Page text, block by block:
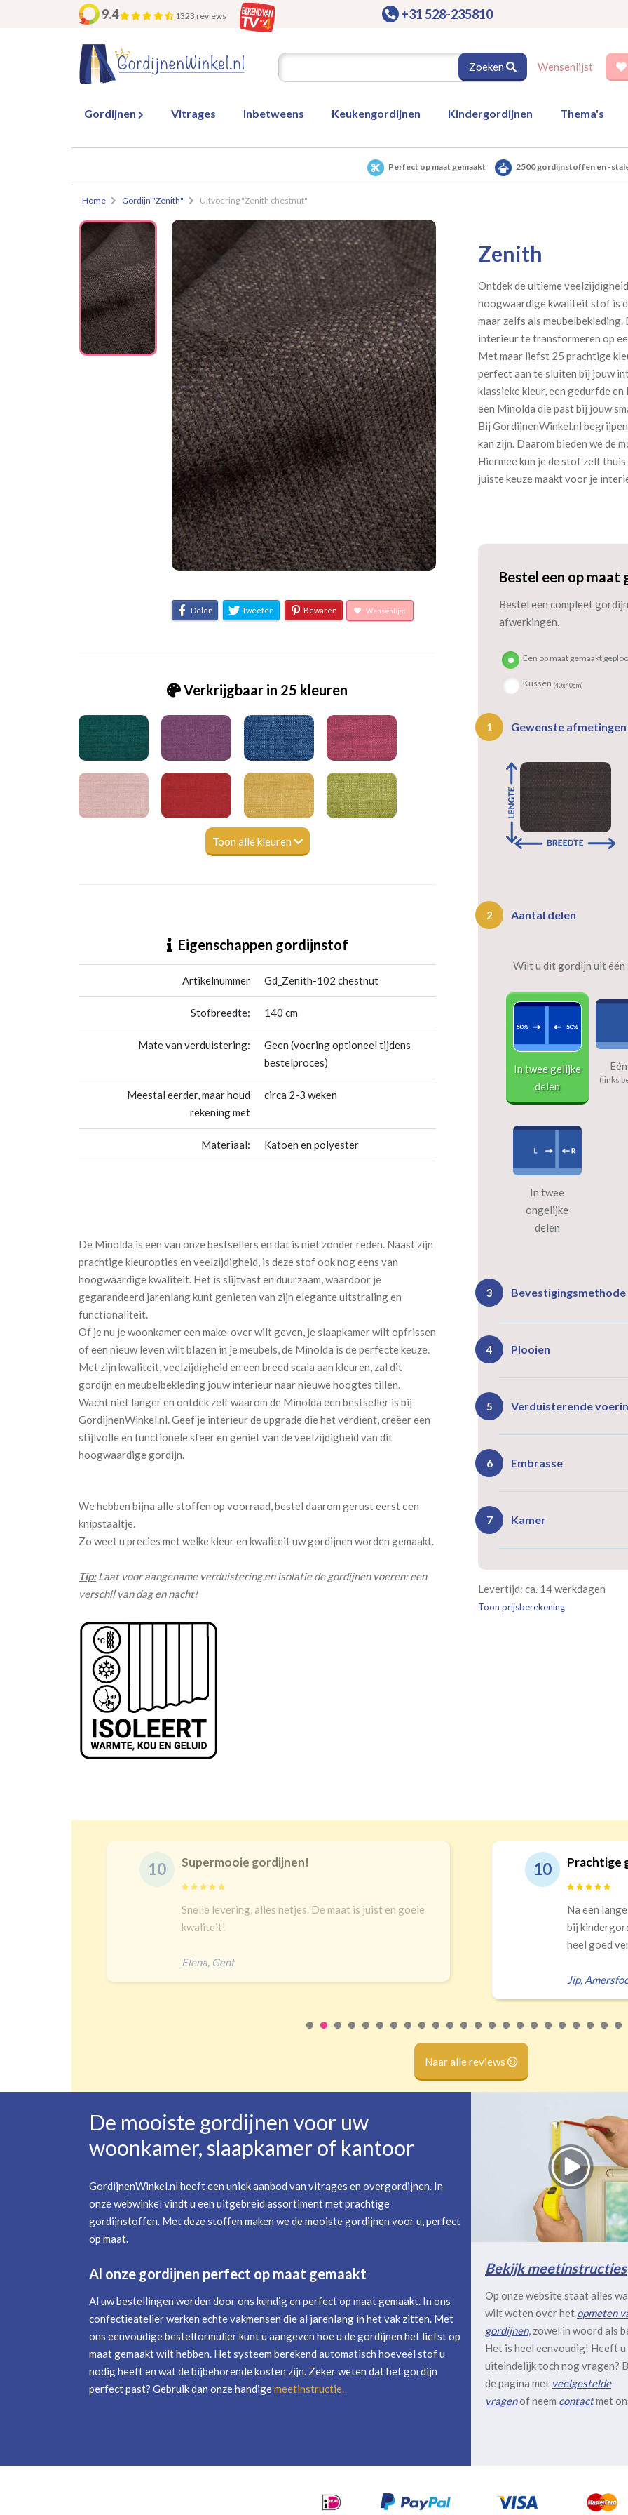
9.4 1323 reviews +31 528-235810
Zoeken Wensenlijst
Gordijnen Vitrages Inbetweens Keukengordijnen Kindergordijnen Thema's
Perfect op maat gemaakt 2500 gordijnstoffen en -
Home Gordijn "Zenith" Uitvoering "Zenith chestnut"
Delen Tweeten Bewaren Wensenlijst
Verkrijgbaar in 25 kleuren
Toon alle kleuren
Eigenschappen gordijnstof
Artikelnummer Gd_Zenith-102 chestnut
Stofbreedte: 140 cm
Mate van verduistering:
Geen (voering optioneel tijdens
bestelproces)
Meestal eerder, maar houd
rekening met
circa 2-3 weken
Materiaal: Katoen en polyester
De Minolda is een van onze bestsellers en dat is niet zonder reden. Naast zijn
prachtige kleuropties en veelzijdigheid, is deze stof ook nog eens van
hoogwaardige kwaliteit. Het is slijtvast en duurzaam, waardoor je
gegarandeerd jarenlang kunt genieten van zijn elegante uitstraling en
functionaliteit.
Of je nu je woonkamer een make-over wilt geven, je slaapkamer wilt opfrissen
of een nieuw leven wilt blazen in je meubels, de Minolda is de perfecte keuze.
Met zijn kwaliteit, veelzijdigheid en een breed scala aan kleuren, zal dit
gordijn en meubelbekleding jouw interieur naar nieuwe hoogtes tillen.
Wacht niet langer en ontdek zelf waarom de Minolda een bestseller is bij
GordijnenWinkel.nl. Geef je interieur de upgrade die het verdient, creëer een
stijlvolle en functionele sfeer en geniet van de veelzijdigheid van dit
hoogwaardige gordijn.
We hebben bijna alle stoffen op voorraad, bestel daarom gerust eerst een
knipstaaltje.
Zo weet u precies met welke kleur en kwaliteit uw gordijnen worden gemaakt.
Tip:Laat voor aangename verduistering en isolatie de gordijnen voeren: een
verschil van dag en nacht!
Zenith
Ontdek de ultieme
hoogwaardige kwaliteit stof is
maar zelfs als
interieur te transformeren op
Met maar liefst 25 prachtige
perfect aan te sluiten bij jouw
klassieke kleur, een gedurfde
een Minolda die past bij jouw
Bij GordijnenWinkel.nl
kan zijn. Daarom bieden we de
Hiermee kun je de stof zelf
juiste keuze maakt voor je
Bestel een op
Bestel een compleet
afwerkingen.
Een op maat gemaakt
Kussen (40x40cm)
1 Gewenste afmetingen
2 Aantal delen
Wilt u dit gordijn uit één
In twee gelijke
delen
(links
In twee
ongelijke
delen
3 Bevestigingsmethode
Rails
Rails
4 Plooien
Enkele plooi
5 Verduisterende
Gevoerde gordijnen
isoleert kou, warmte en
Geen extra
verduistering
6 Embrasse
Geen
7 Kamer
Bestelt u meerdere
kamer is bestemd. Wij
verplicht, maar wel handig)
Levertijd: ca. 14 werkdagen
Toon prijsberekening
Supermooie gordijnen!
Snelle levering, alles netjes. De maat is juist en goeie
kwaliteit!
Elena,Gent
10 Prachtige
Na een lange
bij
heel goed
Amersfoort
Naar alle reviews
De mooiste gordijnen voor uw
woonkamer, slaapkamer of kantoor
GordijnenWinkel.nl heeft een uniek aanbod van vitrages en overgordijnen. In
onze webwinkel vindt u een uitgebreid assortiment met prachtige
gordijnstoffen. Met deze stoffen maken we de mooiste gordijnen voor u, perfect
op maat.
Al onze gordijnen perfect op maat gemaakt
Al uw bestellingen worden door ons kundig en perfect op maat gemaakt. In ons
confectieatelier werken echte vakmensen die al jarenlang in het vak zitten. Met
ons eenvoudige bestelformulier kunt u aangeven hoe u de gordijnen het liefst op
maat gemaakt wilt hebben. Het systeem berekend automatisch hoeveel stof u
nodig heeft en wat de bijbehorende kosten zijn. Zeker weten dat het gordijn
perfect past? Gebruik dan onze handigemeetinstructie.
Bekijk meetinstructies
Op onze website staat alles
wilt weten over het opmeten
gordijnen, zowel in woord als
Het is heel eenvoudig! Heeft u
uiteindelijk toch nog vragen?
de pagina met veelgestelde
vragenof neem contactmet